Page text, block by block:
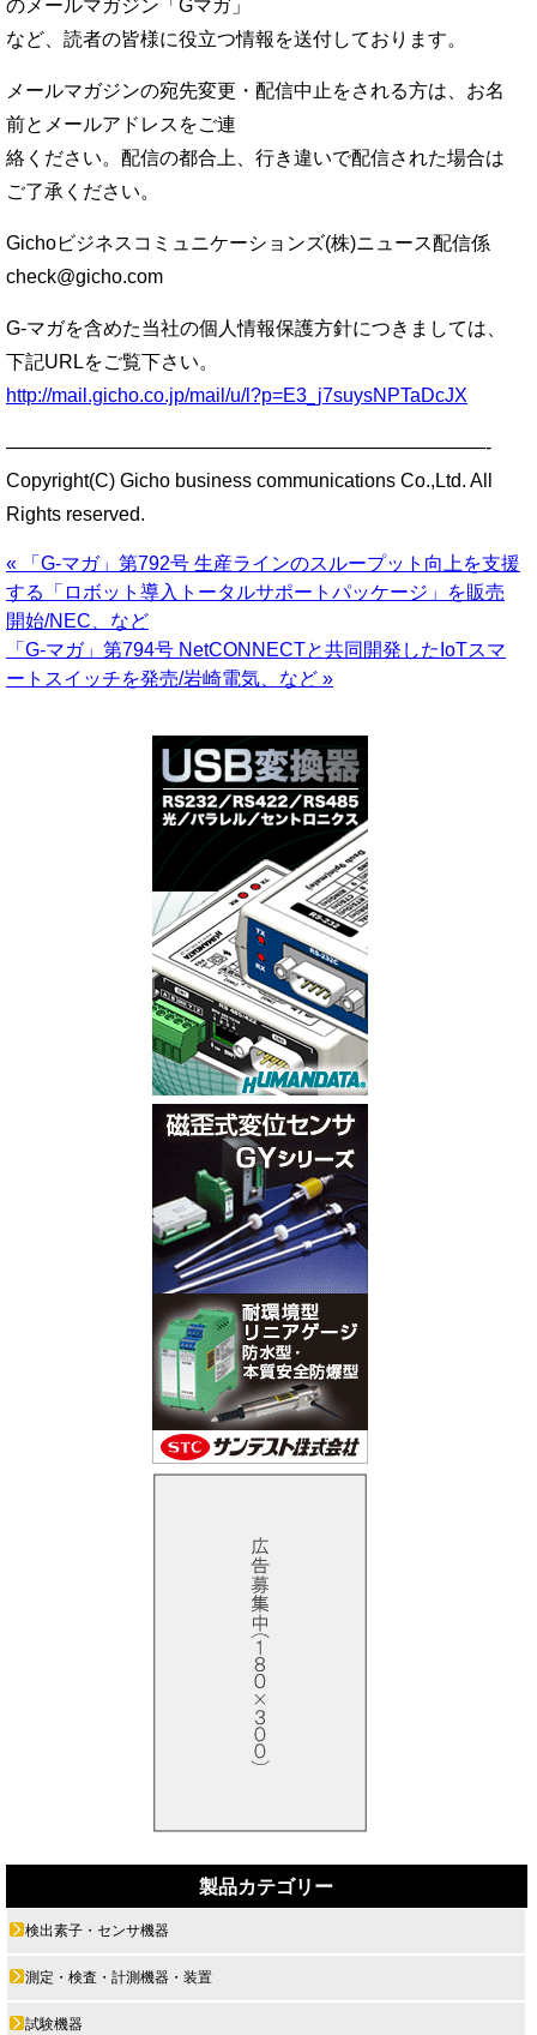
のメールマガジン「Gマガ」
など、読者の皆様に役立つ情報を送付しております。
メールマガジンの宛先変更・配信中止をされる方は、お名
前とメールアドレスをご連
絡ください。配信の都合上、行き違いで配信された場合は
ご了承ください。
Gichoビジネスコミュニケーションズ(株)ニュース配信係
check@gicho.com
G-マガを含めた当社の個人情報保護方針につきましては、
下記URLをご覧下さい。
http://mail.gicho.co.jp/mail/u/l?p=E3_j7suysNPTaDcJX
—————————————————————————-
Copyright(C) Gicho business communications Co.,Ltd. All
Rights reserved.
« 「G-マガ」第792号 生産ラインのスループット向上を支援
する「ロボット導入トータルサポートパッケージ」を販売
開始/NEC、など
「G-マガ」第794号 NetCONNECTと共同開発したIoTスマ
ートスイッチを発売/岩崎電気、など »
製品カテゴリー
検出素子・センサ機器
測定・検査・計測機器・装置
試験機器